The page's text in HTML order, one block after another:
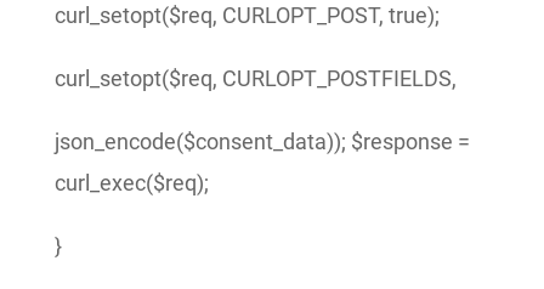
curl_setopt($req, CURLOPT_POST, true);
curl_setopt($req, CURLOPT_POSTFIELDS,
json_encode($consent_data)); $response =
curl_exec($req);
}